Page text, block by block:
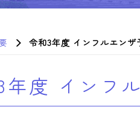
令和3年度 インフルエンザ
年度 インフ